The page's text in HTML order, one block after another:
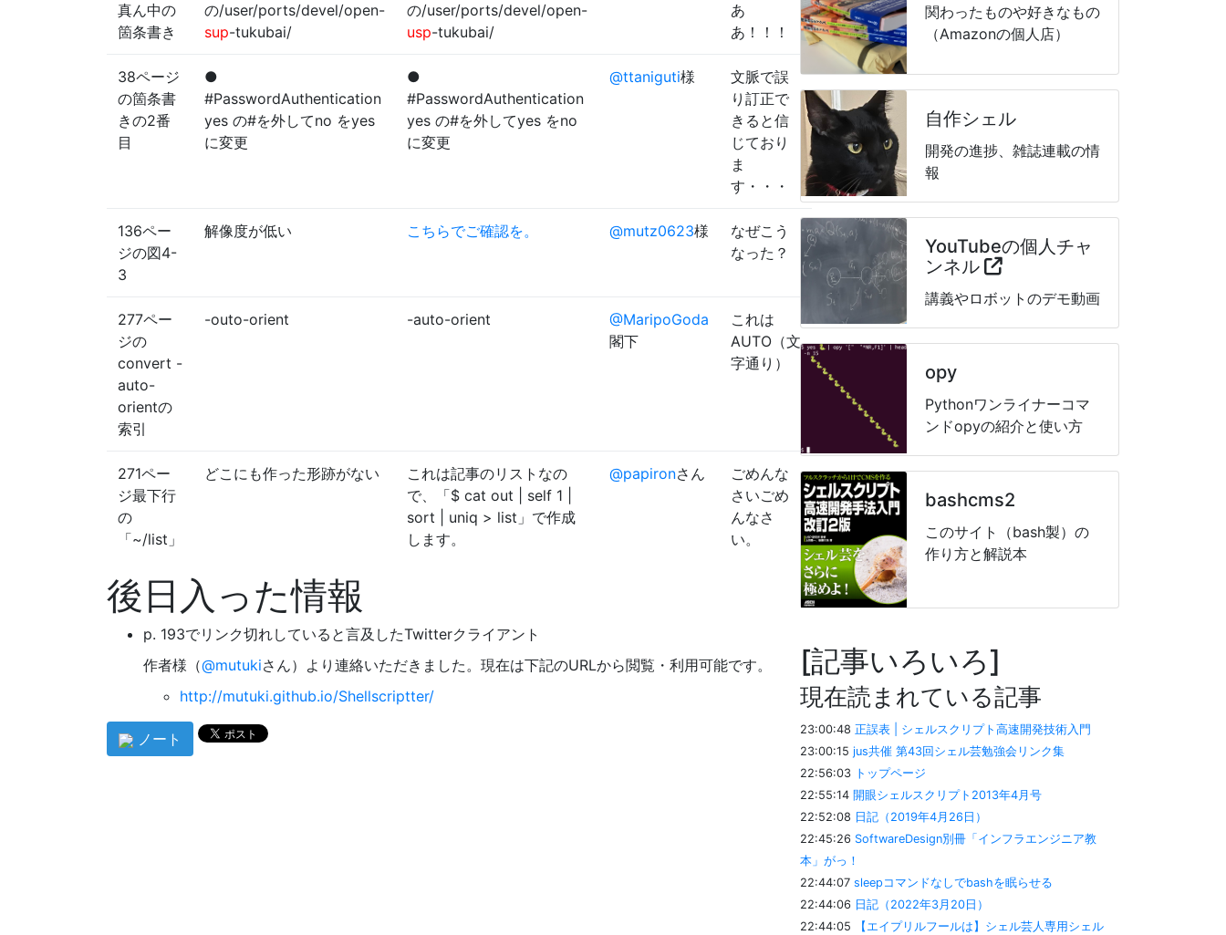
真ん中の
箇条書き
の/user/ports/devel/open-
sup-tukubai/
の/user/ports/devel/open-
usp-tukubai/
あ
あ！！！
38ページ
の箇条書
きの2番
目
●
#PasswordAuthentication
yes の#を外してno をyes
に変更
●
#PasswordAuthentication
yes の#を外してyes をno
に変更
@ttaniguti様
文脈で誤
り訂正で
きると信
じており
ま
す・・・
136ペー
ジの図4-
3
解像度が低い こちらでご確認を。 @mutz0623様
なぜこう
なった？
277ペー
ジの
convert -
auto-
orientの
索引
-outo-orient -auto-orient
@MaripoGoda
閣下
これは
AUTO（文
字通り）
271ペー
ジ最下行
の
「~/list」
どこにも作った形跡がない
これは記事のリストなの
で、「$ cat out | self 1 |
sort | uniq > list」で作成
します。
@papironさん
ごめんな
さいごめ
んなさ
い。
後日入った情報
p. 193でリンク切れしていると言及したTwitterクライアント
作者様（@mutukiさん）より連絡いただきました。現在は下記のURLから閲覧・利用可能です。
http://mutuki.github.io/Shellscriptter/
ノート
関わったものや好きなもの
（Amazonの個人店）
自作シェル
開発の進捗、雑誌連載の情
報
YouTubeの個人チャ
ンネル
講義やロボットのデモ動画
opy
Pythonワンライナーコマ
ンドopyの紹介と使い方
bashcms2
このサイト（bash製）の
作り方と解説本
記事いろいろ
現在読まれている記事
23:00:48 正誤表 | シェルスクリプト高速開発技術入門
23:00:15 jus共催 第43回シェル芸勉強会リンク集
22:56:03 トップページ
22:55:14 開眼シェルスクリプト2013年4月号
22:52:08 日記（2019年4月26日）
22:45:26 SoftwareDesign別冊「インフラエンジニア教
本」がっ！
22:44:07 sleepコマンドなしでbashを眠らせる
22:44:06 日記（2022年3月20日）
22:44:05
【エイプリルフールは】シェル芸人専用シェル